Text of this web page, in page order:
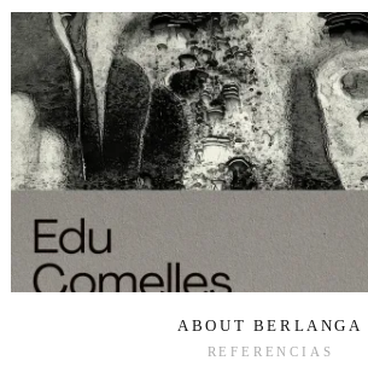
ABOUT BERLANGA
REFERENCIAS